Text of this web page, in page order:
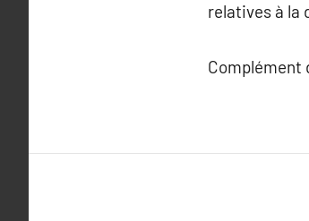
relatives à la
Complément